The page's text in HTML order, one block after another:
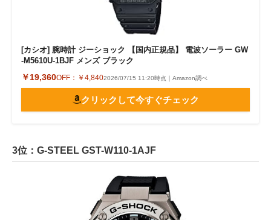
[カシオ] 腕時計 ジーショック 【国内正規品】 電波ソーラー GW
-M5610U-1BJF メンズ ブラック
￥19,360OFF： ￥4,8402026/07/15 11:20時点｜Amazon調べ
クリックして今すぐチェック
3位：G-STEEL GST-W110-1AJF